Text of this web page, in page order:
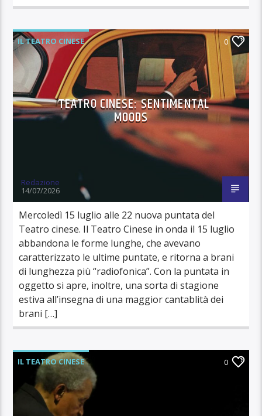
IL TEATRO CINESE 0
TEATRO CINESE: SENTIMENTAL
MOODS
Redazione
14/07/2026
Mercoledì 15 luglio alle 22 nuova puntata del
Teatro cinese. Il Teatro Cinese in onda il 15 luglio
abbandona le forme lunghe, che avevano
caratterizzato le ultime puntate, e ritorna a brani
di lunghezza più “radiofonica”. Con la puntata in
oggetto si apre, inoltre, una sorta di stagione
estiva all’insegna di una maggior cantablità dei
brani […]
IL TEATRO CINESE 0